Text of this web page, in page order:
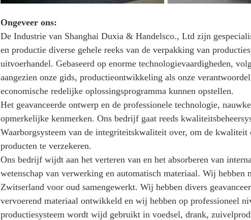
Ongeveer ons:
De Industrie van Shanghai Duxia & Handelsco., Ltd zijn
en productie diverse gehele reeks van de verpakking van
uitvoerhandel. Gebaseerd op enorme technologievaardigheden,
aangezien onze gids, productieontwikkeling als onze
economische redelijke oplossingsprogramma kunnen opstellen.
Het geavanceerde ontwerp en de professionele technologie,
opmerkelijke kenmerken. Ons bedrijf gaat reeds
Waarborgsysteem van de integriteitskwaliteit over, om de kwaliteit
producten te verzekeren.
Ons bedrijf wijdt aan het verteren van en het absorberen van
wetenschap van verwerking en automatisch materiaal. Wij
Zwitserland voor oud samengewerkt. Wij hebben divers
vervoerend materiaal ontwikkeld en wij hebben op professioneel
productiesysteem wordt wijd gebruikt in voedsel, drank,